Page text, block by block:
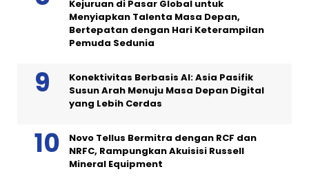
Kejuruan di Pasar Global untuk
Menyiapkan Talenta Masa Depan,
Bertepatan dengan Hari Keterampilan
Pemuda Sedunia
Konektivitas Berbasis AI: Asia Pasifik
Susun Arah Menuju Masa Depan Digital
yang Lebih Cerdas
Novo Tellus Bermitra dengan RCF dan
NRFC, Rampungkan Akuisisi Russell
Mineral Equipment